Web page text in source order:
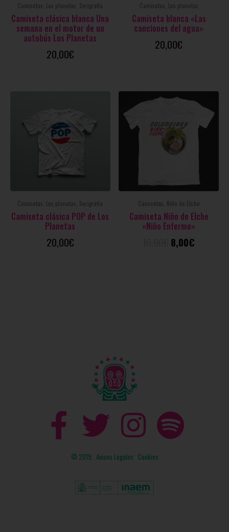
Camisetas, Los planetas, Serigrafía
Camiseta clásica blanca Una
semana en el motor de un
autobús Los Planetas
20,00€
Camisetas, Los planetas
Camiseta blanca «Las
canciones del agua»
20,00€
Camisetas, Los planetas, Serigrafía
Camiseta clásica POP de Los
Planetas
20,00€
Camisetas, Niño de Elche
Camiseta Niño de Elche
«Niño Enfermo»
8,00€
© 2019. Avisos Legales Cookies